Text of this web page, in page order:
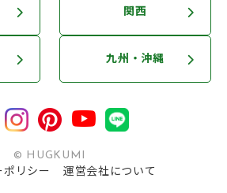
関西
九州・沖縄
© HUGKUMI
ポリシー
運営会社について